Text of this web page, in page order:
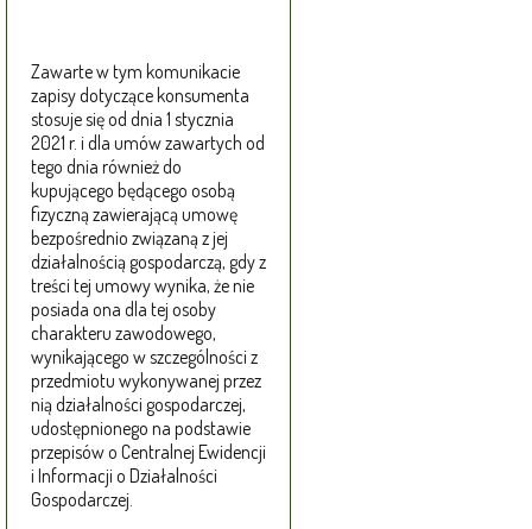
Zawarte w tym komunikacie
zapisy dotyczące konsumenta
stosuje się od dnia 1 stycznia
2021 r. i dla umów zawartych od
tego dnia również do
kupującego będącego osobą
fizyczną zawierającą umowę
bezpośrednio związaną z jej
działalnością gospodarczą, gdy z
treści tej umowy wynika, że nie
posiada ona dla tej osoby
charakteru zawodowego,
wynikającego w szczególności z
przedmiotu wykonywanej przez
nią działalności gospodarczej,
udostępnionego na podstawie
przepisów o Centralnej Ewidencji
i Informacji o Działalności
Gospodarczej.